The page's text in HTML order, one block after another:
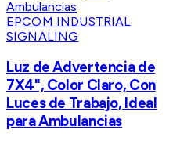
EPCOM INDUSTRIAL
SIGNALING
Luz de Advertencia de
7X4", Color Claro, Con
Luces de Trabajo, Ideal
para Ambulancias